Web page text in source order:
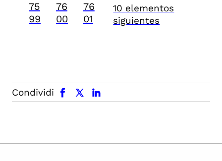
75
99
76
00
76
01
10 elementos
siguientes
Condividi
facebook x.com linkedin